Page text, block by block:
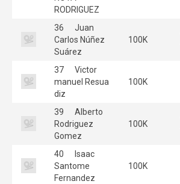
RODRIGUEZ
36
Juan
Carlos Núñez
Suárez
100K
37
Victor
manuel Resua
diz
100K
39
Alberto
Rodriguez
Gomez
100K
40
Isaac
Santome
Fernandez
100K